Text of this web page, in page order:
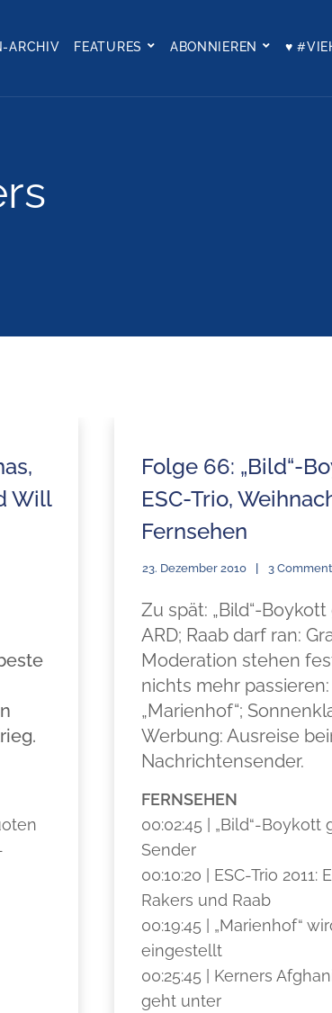
ARCHIV FEATURES ABONNIEREN ♥
Will
Folge 66: „Bild“-
ESC-Trio,
Fernsehen
23. Dezember 2010 3
Zu spät: „Bild“-
ARD; Raab darf ran:
Moderation stehen
nichts mehr passieren:
„Marienhof“;
Werbung: Ausreise
Nachrichtensender.
FERNSEHEN
00:02:45 | „Bild“-Boykott
Sender
00:10:20 | ESC-Trio 2011:
Rakers und Raab
00:19:45 | „Marienhof“
eingestellt
00:25:45 | Kerners
geht unter